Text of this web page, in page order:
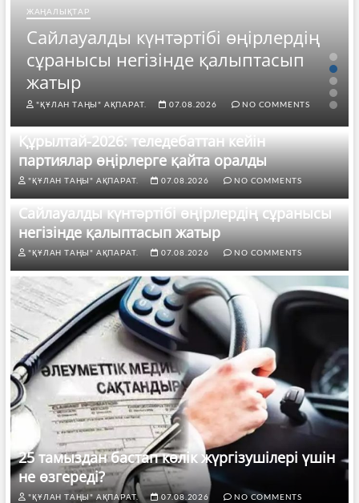
ЖАҢАЛЫҚТАР
Сайлауалды күнтәртібі өңірлердің
сұранысы негізінде қалыптасып
жатыр
"ҚҰЛАН ТАҢЫ" АҚПАРАТ. 07.08.2026 NO COMMENTS
Құрылтай-2026: теледебаттан кейін
партиялар өңірлерге қайта оралды
"ҚҰЛАН ТАҢЫ" АҚПАРАТ. 07.08.2026 NO COMMENTS
Сайлауалды күнтәртібі өңірлердің сұранысы
негізінде қалыптасып жатыр
"ҚҰЛАН ТАҢЫ" АҚПАРАТ. 07.08.2026 NO COMMENTS
25 тамыздан бастап көлік жүргізушілері үшін
не өзгереді?
"ҚҰЛАН ТАҢЫ" АҚПАРАТ. 07.08.2026 NO COMMENTS